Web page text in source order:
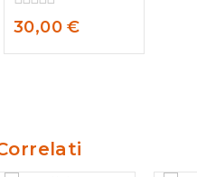
0
out
of
30,00€